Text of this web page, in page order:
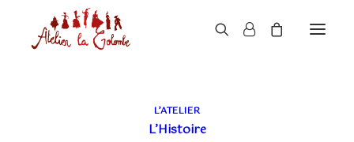
L’ATELIER
L’Histoire